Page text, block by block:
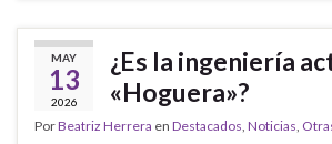
MAY
13
2026
¿Es la ingeniería
«Hoguera»?
PorBeatriz Herrera en Destacados Noticias